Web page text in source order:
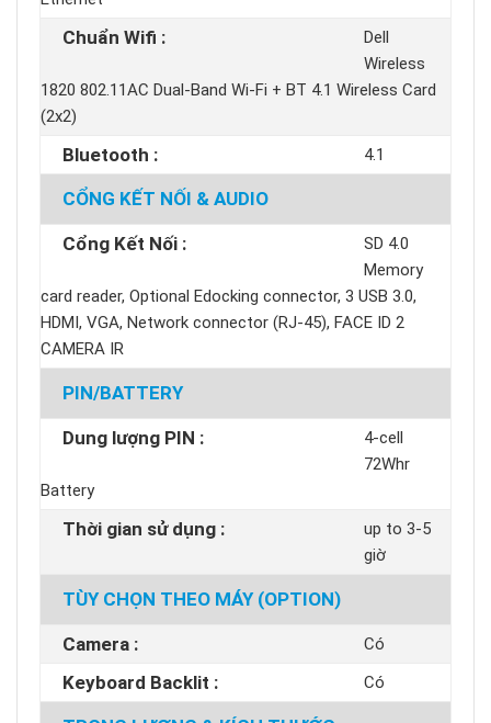
Chuẩn Wifi :
Dell
Wireless
1820 802.11AC Dual-Band Wi-Fi + BT 4.1 Wireless Card
(2x2)
Bluetooth : 4.1
CỔNG KẾT NỐI & AUDIO
Cổng Kết Nối :
SD 4.0
Memory
card reader, Optional Edocking connector, 3 USB 3.0,
HDMI, VGA, Network connector (RJ-45), FACE ID 2
CAMERA IR
PIN/BATTERY
Dung lượng PIN :
4-cell
72Whr
Battery
Thời gian sử dụng :
up to 3-5
giờ
TÙY CHỌN THEO MÁY (OPTION)
Camera : Có
Keyboard Backlit : Có